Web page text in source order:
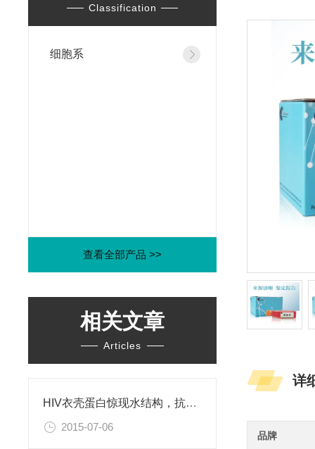
Classification
细胞系
查看全部产品 >>
相关文章
Articles
HIV衣壳蛋白惊现水结构，抗艾药物新思路
2015-07-06
详
品牌